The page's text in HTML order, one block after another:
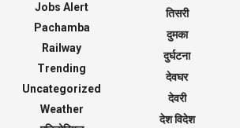
Jobs Alert
Pachamba
Railway
Trending
Uncategorized
Weather
तिसरी
दुमका
दुर्घटना
देवघर
देवरी
देश विदेश